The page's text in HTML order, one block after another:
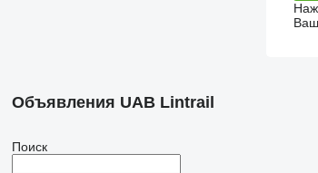
Объявления UAB Lintrail
Поиск